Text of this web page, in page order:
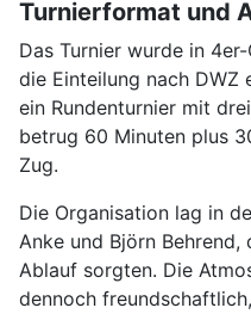
Turnierformat und
Das Turnier wurde in
die Einteilung nach
ein Rundenturnier mit
betrug 60 Minuten plus
Zug.
Die Organisation lag in
Anke und Björn
Ablauf sorgten. Die
dennoch